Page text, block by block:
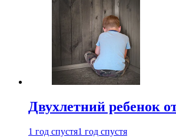
Двухлетний ребенок
1 год спустя1 год спустя